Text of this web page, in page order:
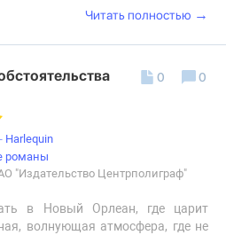
Читать полностью →
Harlequin
романы
"Издательство Центрполиграф"
в Новый Орлеан, где царит
волнующая атмосфера, где не
0 0